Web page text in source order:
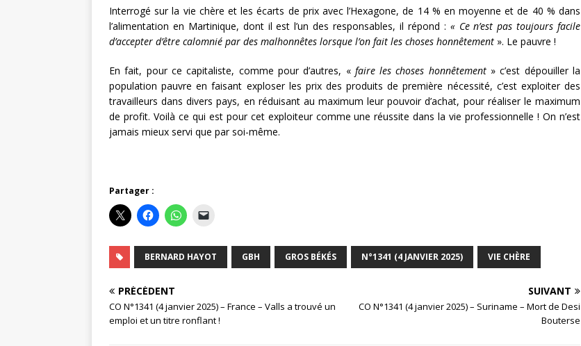
Interrogé sur la vie chère et les écarts de prix avec l’Hexagone, de 14 % en moyenne et de 40 % dans
l’alimentation en Martinique, dont il est l’un des responsables, il répond : « Ce n’est pas toujours facile
d’accepter d’être calomnié par des malhonnêtes lorsque l’on fait les choses honnêtement ». Le pauvre !
En fait, pour ce capitaliste, comme pour d’autres, « faire les choses honnêtement» c’est dépouiller la
population pauvre en faisant exploser les prix des produits de première nécessité, c’est exploiter des
travailleurs dans divers pays, en réduisant au maximum leur pouvoir d’achat, pour réaliser le maximum
de profit. Voilà ce qui est pour cet exploiteur comme une réussite dans la vie professionnelle ! On n’est
jamais mieux servi que par soi-même.
Partager :
BERNARD HAYOT GBH GROS BÉKÉS N°1341 (4 JANVIER 2025) VIE CHÈRE
PRÉCÉDENT
CO N°1341 (4 janvier 2025) – France – Valls a trouvé un
emploi et un titre ronflant !
SUIVANT
CO N°1341 (4 janvier 2025) – Suriname – Mort de Desi
Bouterse